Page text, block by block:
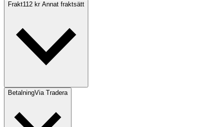
Frakt112 kr Annat fraktsätt
BetalningVia Tradera